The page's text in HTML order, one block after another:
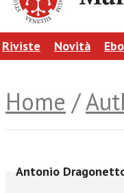
Riviste Novità
Home /
Antonio